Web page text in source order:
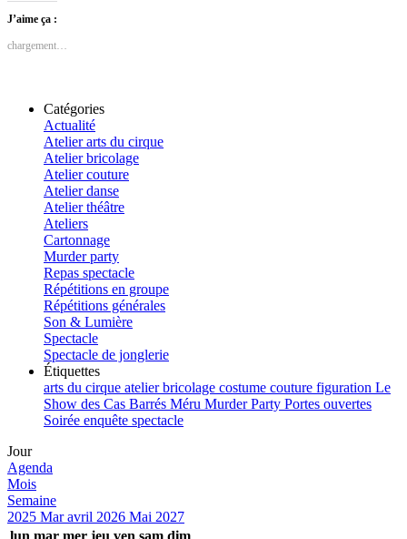
J’aime ça :
chargement…
Catégories
Actualité
Atelier arts du cirque
Atelier bricolage
Atelier couture
Atelier danse
Atelier théâtre
Ateliers
Cartonnage
Murder party
Repas spectacle
Répétitions en groupe
Répétitions générales
Son & Lumière
Spectacle
Spectacle de jonglerie
Étiquettes
arts du cirque atelierbricolage costume couture figuration Le
Show des Cas Barrés Méru Murder Party Portes ouvertes
Soirée enquête spectacle
Jour
Agenda
Mois
Semaine
2025 Maravril 2026 Mai 2027